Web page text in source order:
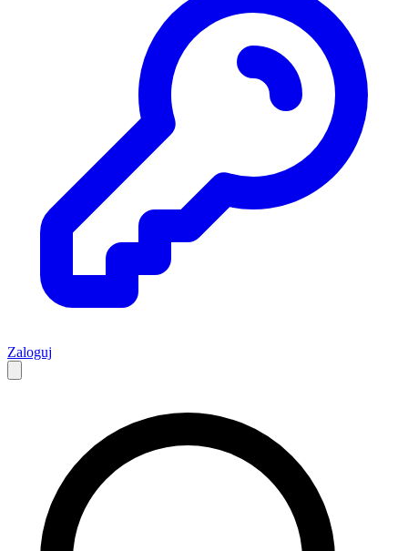
Zaloguj